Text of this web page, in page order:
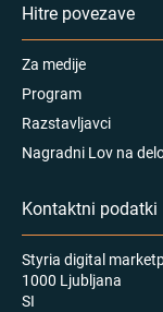
Hitre povezave
Za medije
Program
Razstavljavci
Nagradni Lov na
Kontaktni podatki
Styria digital
1000 Ljubljana
SI